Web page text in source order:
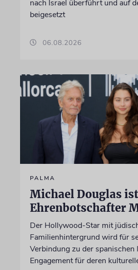
nach Israel überführt und auf
beigesetzt
06.08.2026
PALMA
Michael Douglas ist
Ehrenbotschafter
Der Hollywood-Star mit
Familienhintergrund wird für
Verbindung zu der spanischen
Engagement für deren